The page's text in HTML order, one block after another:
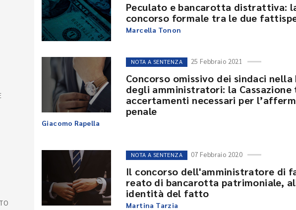
Peculato e bancarotta distrattiva:
concorso formale tra le due
Marcella Tonon
NOTA A SENTENZA 25 Febbraio 2021
Concorso omissivo dei sindaci
degli amministratori: la
accertamenti necessari per
penale
Giacomo Rapella
NOTA A SENTENZA 07 Febbraio 2020
Il concorso dell'amministratore di
reato di bancarotta patrimoniale,
identità del fatto
Martina Tarzia